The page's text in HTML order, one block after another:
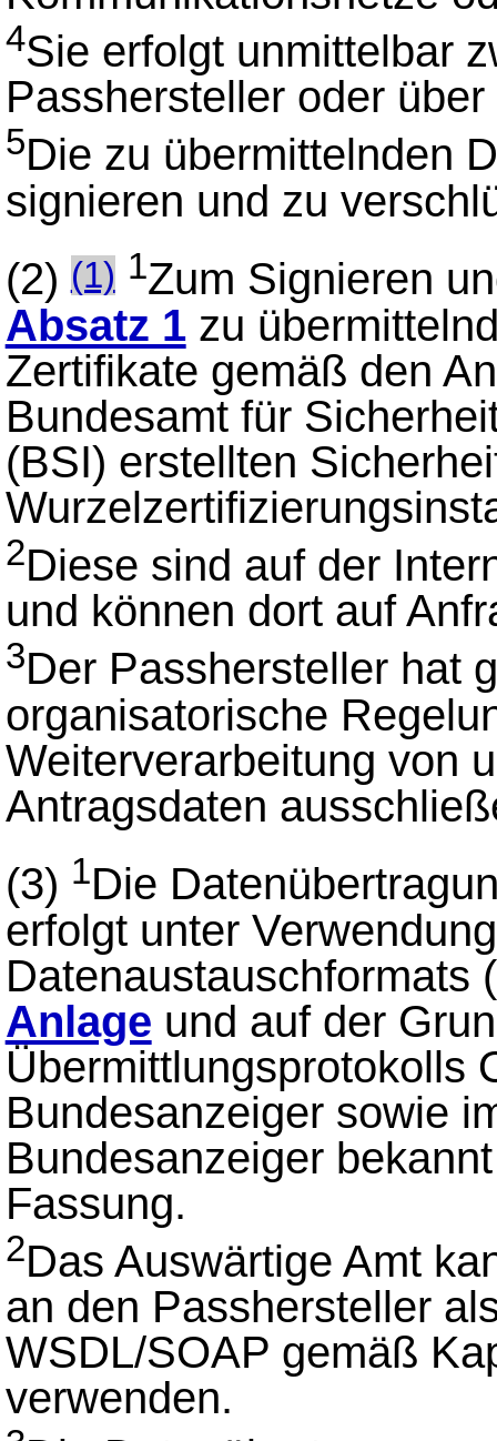
4Sie erfolgt unmittelbar
Passhersteller oder
5Die zu übermittelnden
signieren und zu
(2)(1) 1Zum Signieren
Absatz 1zu
Zertifikate gemäß den
Bundesamt für
(BSI) erstellten
2Diese sind auf der
und können dort auf
3Der Passhersteller hat
organisatorische
Weiterverarbeitung von
Antragsdaten
(3) 1Die
erfolgt unter
Datenaustauschformats
Anlage und auf der
Übermittlungsprotokolls
Bundesanzeiger sowie
Bundesanzeiger
Fassung.
2Das Auswärtige Amt
an den Passhersteller
WSDL/SOAP gemäß
verwenden.